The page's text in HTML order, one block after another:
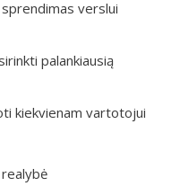
verslui
palankiausią
kiekvienam vartotojui